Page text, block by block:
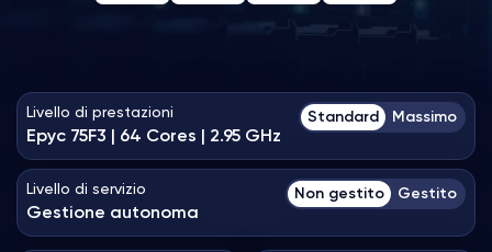
Hosting di Server ARK
Giochi
Livello di prestazioni
Epyc 75F3 | 64 Cores | 2.95 GHz
Standard Massimo
Livello di servizio
Gestione autonoma
Non gestito Gestito